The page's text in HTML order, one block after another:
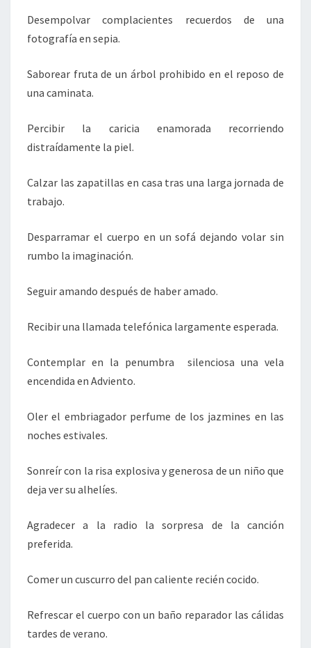
Desempolvar complacientes recuerdos de una
fotografía en sepia.
Saborear fruta de un árbol prohibido en el reposo de
una caminata.
Percibir la caricia enamorada recorriendo
distraídamente la piel.
Calzar las zapatillas en casa tras una larga jornada de
trabajo.
Desparramar el cuerpo en un sofá dejando volar sin
rumbo la imaginación.
Seguir amando después de haber amado.
Recibir una llamada telefónica largamente esperada.
Contemplar en la penumbra silenciosa una vela
encendida en Adviento.
Oler el embriagador perfume de los jazmines en las
noches estivales.
Sonreír con la risa explosiva y generosa de un niño que
deja ver su alhelíes.
Agradecer a la radio la sorpresa de la canción
preferida.
Comer un cuscurro del pan caliente recién cocido.
Refrescar el cuerpo con un baño reparador las cálidas
tardes de verano.